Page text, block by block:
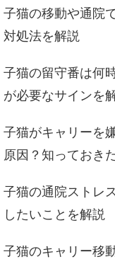
子猫の移動や通院
対処法を解説
子猫の留守番は何
が必要なサインを
子猫がキャリーを
原因？知っておき
子猫の通院ストレ
したいことを解説
子猫のキャリー移